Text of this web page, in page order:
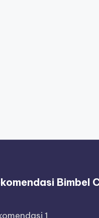
Bimbel
1